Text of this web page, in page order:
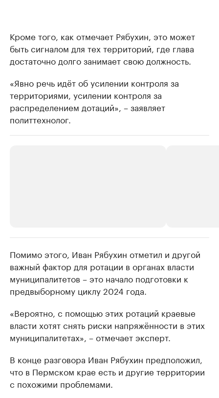
Кроме того, как отмечает Рябухин, это может
быть сигналом для тех территорий, где глава
достаточно долго занимает свою должность.
«Явно речь идёт об усилении контроля за
территориями, усилении контроля за
распределением дотаций», – заявляет
политтехнолог.
Крупнейшие производители и
продавцы медийной продукции
Ознакомьтесь с информацией в каталоге
Страховые
Помимо этого, Иван Рябухин отметил и другой
важный фактор для ротации в органах власти
муниципалитетов – это начало подготовки к
предвыборному циклу 2024 года.
«Вероятно, с помощью этих ротаций краевые
власти хотят снять риски напряжённости в этих
муниципалитетах», – отмечает эксперт.
В конце разговора Иван Рябухин предположил,
что в Пермском крае есть и другие территории
с похожими проблемами.